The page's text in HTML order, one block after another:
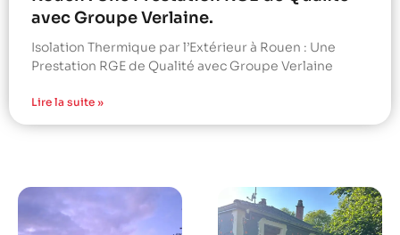
avec Groupe Verlaine.
Isolation Thermique par l’Extérieur à Rouen : Une
Prestation RGE de Qualité avec Groupe Verlaine
Lire la suite »